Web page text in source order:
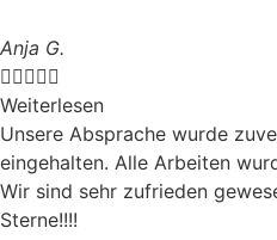
Anja G.

Weiterlesen
Unsere Absprache wurde
eingehalten. Alle Arbeiten
Wir sind sehr zufrieden
Sterne!!!!